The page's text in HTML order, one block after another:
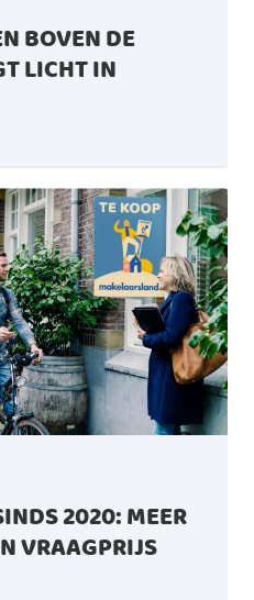
BOVEN DE
LICHT IN
2020: MEER
VRAAGPRIJS